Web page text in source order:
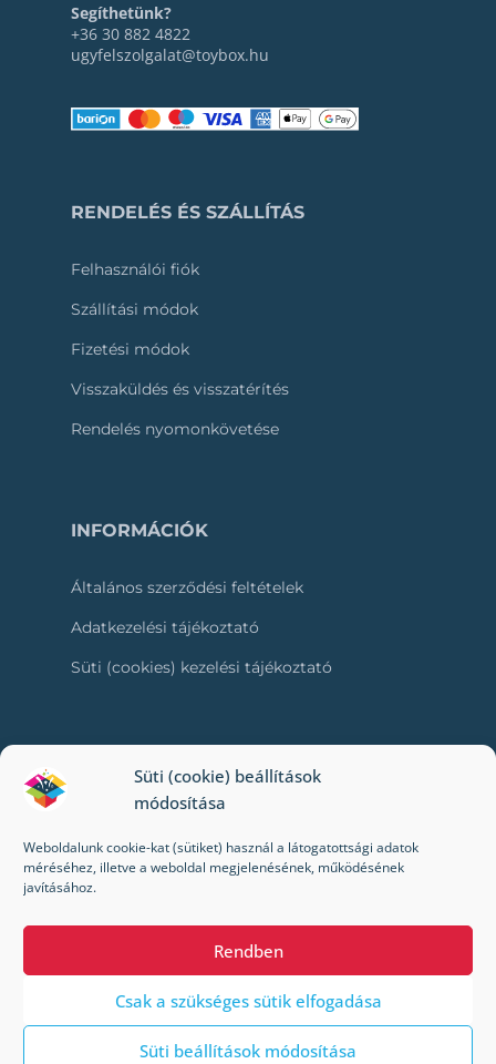
Süti (cookie) beállítások
módosítása
Weboldalunk cookie-kat (sütiket) használ a látogatottsági adatok
méréséhez, illetve a weboldal megjelenésének, működésének
javításához.
Rendben
Csak a szükséges sütik elfogadása
Süti beállítások módosítása
Segíthetünk?
+36 30 882 4822
ugyfelszolgalat@toybox.hu
RENDELÉS ÉS SZÁLLÍTÁS
Felhasználói fiók
Szállítási módok
Fizetési módok
Visszaküldés és visszatérítés
Rendelés nyomonkövetése
INFORMÁCIÓK
Általános szerződési feltételek
Adatkezelési tájékoztató
Süti (cookies) kezelési tájékoztató
RÓLUNK
Kik vagyunk mi?